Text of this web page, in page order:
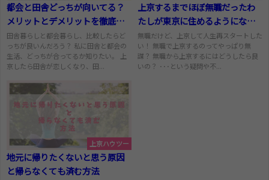
都会と田舎どっちが向いてる？
メリットとデメリットを徹底比
較
田舎暮らしと都会暮らし、比較したらど
っちが良いんだろう？ 私に田舎と都会の
生活、どっちが合ってるか知りたい。 上
京したら田舎が恋しくなり、田...
上京するまでほぼ無職だったわ
たしが東京に住めるようになっ
た方法
無職だけど、上京して人生再スタートした
い！ 無職で上京するのってやっぱり無
謀？ 無職から上京するにはどうしたら良
いの？ ･･･という疑問や不...
上京ハウツー
地元に帰りたくないと思う原因
と帰らなくても済む方法